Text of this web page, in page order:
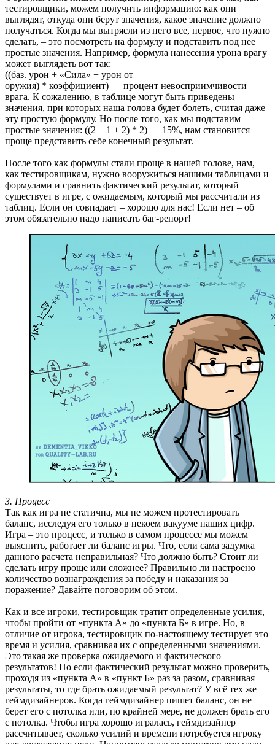
тестировщики, можем получить информацию: как они
выглядят, откуда они берут значения, какое значение должно
получаться. Когда мы вытрясли из него все, первое, что нужно
сделать, – это посмотреть на формулу и подставить под нее
простые значения. Например, формула нанесения урона врагу
может выглядеть вот так:
((баз. урон + «Сила» + урон от
оружия) * коэффициент) — процент невосприимчивости
врага. К сожалению, в таблице могут быть приведены
значения, при которых наша голова будет болеть, считая даже
эту простую формулу. Но после того, как мы подставим
простые значения: ((2 + 1 + 2) * 2) — 15%, нам становится
проще представить себе конечный результат.
После того как формулы стали проще в нашей голове, нам,
как тестировщикам, нужно вооружиться нашими таблицами и
формулами и сравнить фактический результат, который
существует в игре, с ожидаемым, который мы рассчитали из
таблиц. Если он совпадает – хорошо для нас! Если нет – об
этом обязательно надо написать баг-репорт!
3. Процесс
Так как игра не статична, мы не можем протестировать
баланс, исследуя его только в некоем вакууме наших цифр.
Игра – это процесс, и только в самом процессе мы можем
выяснить, работает ли баланс игры. Что, если сама задумка
данного расчета неправильная? Что должно быть? Стоит ли
сделать игру проще или сложнее? Правильно ли настроено
количество вознаграждения за победу и наказания за
поражение? Давайте поговорим об этом.
Как и все игроки, тестировщик тратит определенные усилия,
чтобы пройти от «пункта А» до «пункта Б» в игре. Но, в
отличие от игрока, тестировщик по-настоящему тестирует это
время и усилия, сравнивая их с определенными значениями.
Это такая же проверка ожидаемого и фактического
результатов! Но если фактический результат можно проверить,
проходя из «пункта А» в «пункт Б» раз за разом, сравнивая
результаты, то где брать ожидаемый результат? У всё тех же
геймдизайнеров. Когда геймдизайнер пишет баланс, он не
берет его с потолка или, по крайней мере, не должен брать его
с потолка. Чтобы игра хорошо игралась, геймдизайнер
рассчитывает, сколько усилий и времени потребуется игроку